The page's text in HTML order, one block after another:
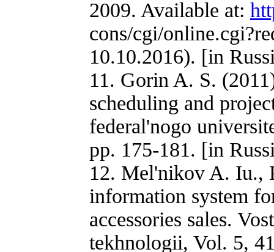
2009. Available at:
cons/cgi/
10.10.2016). [in
11. Gorin A. S.
scheduling and
federal'nogo
pp. 175-181. [in
12. Mel'nikov A. Iu.,
information system
accessories sales.
tekhnologii, Vol. 5,